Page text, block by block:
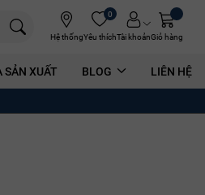
Hệ thống
0
Yêu thíchTài khoảnGiỏ hàng
SẢN XUẤT BLOG LIÊN HỆ